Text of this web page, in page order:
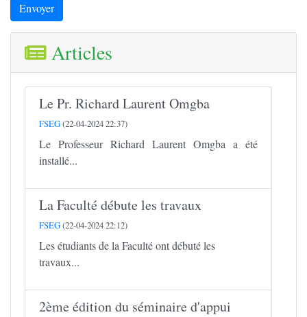
Envoyer
Articles
Le Pr. Richard Laurent Omgba
FSEG(22-04-2024 22:37)
Le Professeur Richard Laurent Omgba a été
installé...
La Faculté débute les travaux
FSEG(22-04-2024 22:12)
Les étudiants de la Faculté ont débuté les
travaux...
2ème édition du séminaire d'appui